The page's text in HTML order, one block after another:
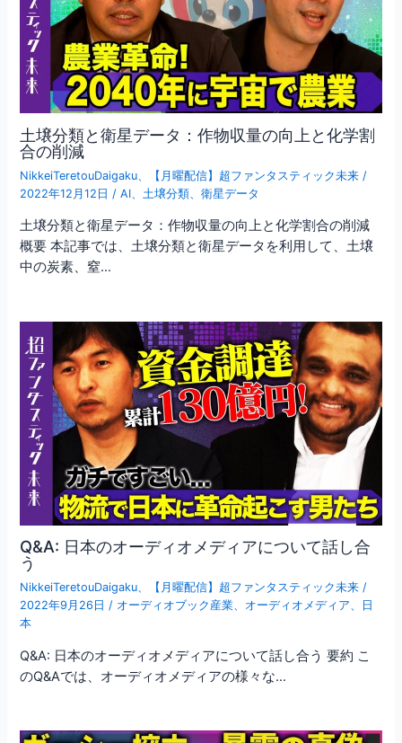
土壌分類と衛星データ：作物収量の向上と化学割
合の削減
NikkeiTeretouDaigaku 【月曜配信】超ファンタスティック未来 /
2022年12月12日 /AI 土壌分類 、衛星データ
土壌分類と衛星データ：作物収量の向上と化学割合の削減
概要 本記事では、土壌分類と衛星データを利用して、土壌
中の炭素、窒…
Q&A: 日本のオーディオメディアについて話し合
う
NikkeiTeretouDaigaku、 【月曜配信】超ファンタスティック未来 /
2022年9月26日 / オーディオブック産業、 オーディオメディア、
日
本
Q&A: 日本のオーディオメディアについて話し合う 要約 こ
のQ&Aでは、オーディオメディアの様々な…